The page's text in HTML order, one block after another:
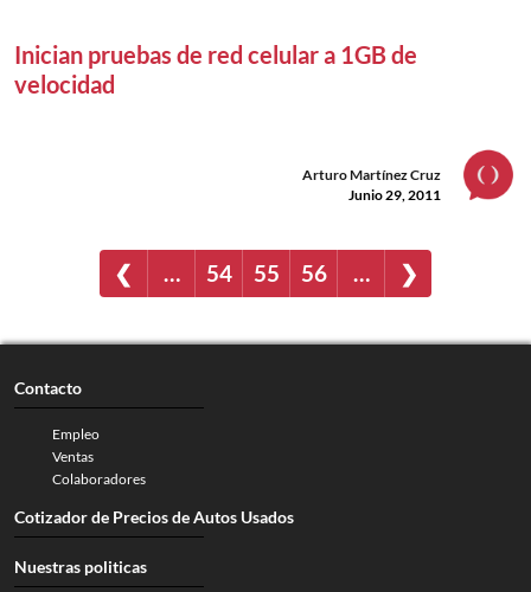
Inician pruebas de red celular a 1GB de
velocidad
Arturo Martínez Cruz
Junio 29, 2011
❮ … 54 55 56 … ❯
Contacto
Empleo
Ventas
Colaboradores
Cotizador de Precios de Autos Usados
Nuestras politicas